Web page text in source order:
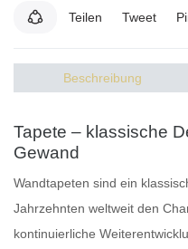
Teilen Tweet
Beschreibung
Tapete – klassische
Gewand
Wandtapeten sind ein
Jahrzehnten weltweit den
kontinuierliche